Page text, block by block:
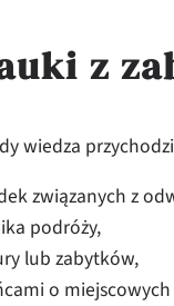
z
wiedza
związanych z
podróży,
lub zabytków,
o